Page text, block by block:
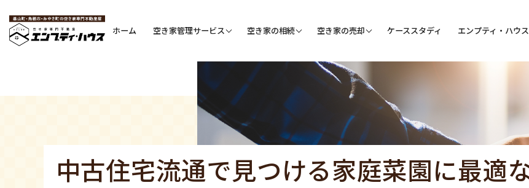
ホーム 空き家管理サービス 空き家の相続 空き家の売却 ケーススタディ エンプティ・ハウ
中古住宅流通で見つける家庭菜園に最適